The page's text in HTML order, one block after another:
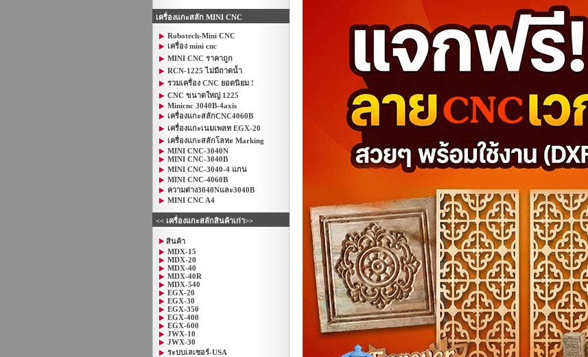
เครื่องแกะสลัก MINI CNC
Robotech-Mini CNC
เครื่อง mini cnc
MINI CNC ราคาถูก
RCN-1225 ไม่มีถาดน้ำ
รวมเครื่อง CNC ยอดนิยม !
CNC ขนาดใหญ่ 1225
Minicnc 3040B-4axis
เครื่องแกะสลักCNC4060B
เครื่องแกะเนมเพลท EGX-20
เครื่องแกะสลักโลหะ Marking
MINI CNC-3040N
MINI CNC-3040B
MINI CNC-3040-4 แกน
MINI CNC-4060B
ความต่าง3040Nและ3040B
MINI CNC A4
<< เครื่องแกะสลักสินค้าเก่า>>
สินค้า
MDX-15
MDX-20
MDX-40
MDX-40R
MDX-540
EGX-20
EGX-30
EGX-350
EGX-400
EGX-600
JWX-10
JWX-30
ระบบเลเซอร์-USA